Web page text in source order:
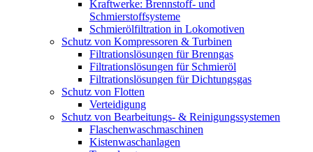
Kraftwerke: Brennstoff- und
Schmierstoffsysteme
Schmierölfiltration in Lokomotiven
Schutz von Kompressoren & Turbinen
Filtrationslösungen für Brenngas
Filtrationslösungen für Schmieröl
Filtrationslösungen für Dichtungsgas
Schutz von Flotten
Verteidigung
Schutz von Bearbeitungs- & Reinigungssystemen
Flaschenwaschmaschinen
Kistenwaschanlagen